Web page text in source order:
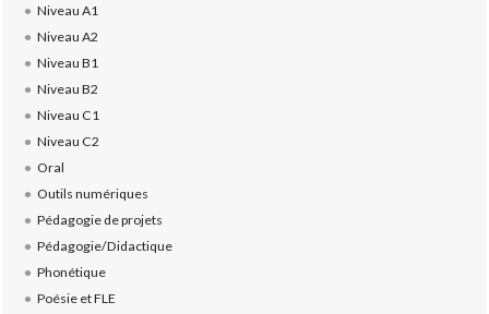
Niveau A1
Niveau A2
Niveau B1
Niveau B2
Niveau C1
Niveau C2
Oral
Outils numériques
Pédagogie de projets
Pédagogie/Didactique
Phonétique
Poésie et FLE